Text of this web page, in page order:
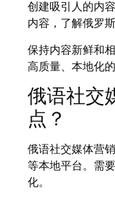
创建吸引人的内
内容，了解俄罗斯
保持内容新鲜和
高质量、本地化的
俄语社交
点？
俄语社交媒体营
等本地平台。需
化。